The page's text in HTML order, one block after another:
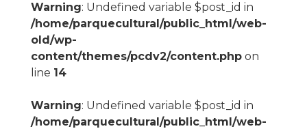
Warning: Undefined variable $post_id in
/home/parquecultural/public_html/web-
old/wp-
content/themes/pcdv2/content.phpon
line 14
Warning: Undefined variable $post_id in
/home/parquecultural/public_html/web-